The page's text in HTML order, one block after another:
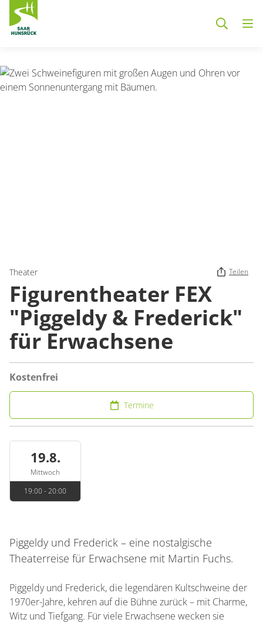
Theater Teilen
Figurentheater FEX
"Piggeldy & Frederick"
für Erwachsene
Kostenfrei
Termine
19.8.
Mittwoch
19:00 - 20:00
Piggeldy und Frederick – eine nostalgische
Theaterreise für Erwachsene mit Martin Fuchs.
Piggeldy und Frederick, die legendären Kultschweine der
1970er-Jahre, kehren auf die Bühne zurück – mit Charme,
Witz und Tiefgang. Für viele Erwachsene wecken sie